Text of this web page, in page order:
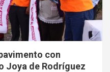
con
Joya de Rodríguez